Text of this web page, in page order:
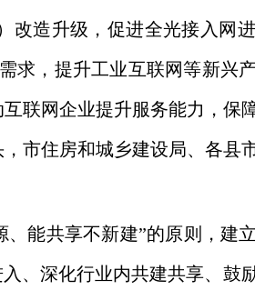
改造升级，促进全光接入网
求，提升工业互联网等新兴
联网企业提升服务能力，保
市住房和城乡建设局、各县
能共享不新建”的原则，建
、深化行业内共建共享、鼓